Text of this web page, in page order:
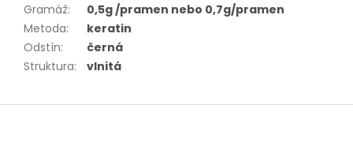
Gramáž:
0,5g /pramen nebo 0,7g/pramen
Metoda:
keratin
Odstín:
černá
Struktura: vlnitá
Z